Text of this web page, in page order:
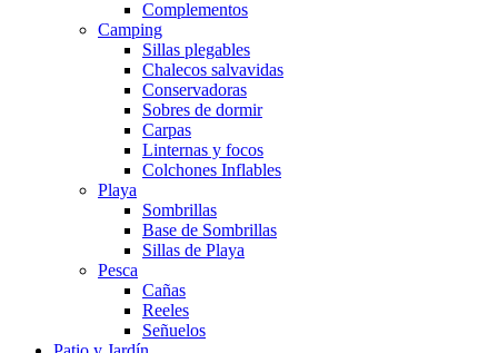
Complementos
Camping
Sillas plegables
Chalecos salvavidas
Conservadoras
Sobres de dormir
Carpas
Linternas y focos
Colchones Inflables
Playa
Sombrillas
Base de Sombrillas
Sillas de Playa
Pesca
Cañas
Reeles
Señuelos